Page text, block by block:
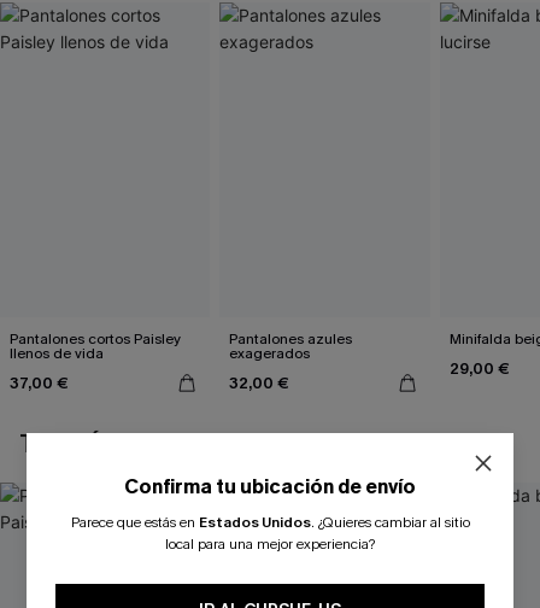
Pantalones cortos Paisley
llenos de vida
37,00 €
Pantalones azules
exagerados
32,00 €
Minifalda
29,00 €
TAMBIÉN TE PUEDE GUSTAR
Confirma tu ubicación de envío
Parece que estás en Estados Unidos. ¿Quieres cambiar al sitio
local para una mejor experiencia?